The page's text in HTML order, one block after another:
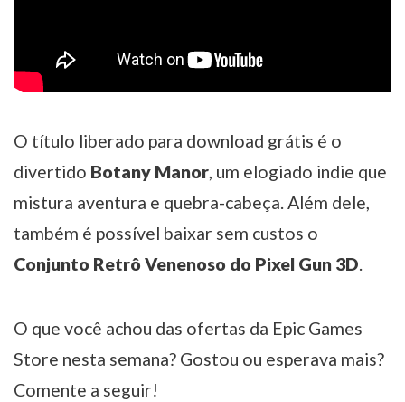
O título liberado para download grátis é o
divertido Botany Manor, um elogiado indie que
mistura aventura e quebra-cabeça. Além dele,
também é possível baixar sem custos o
Conjunto Retrô Venenoso do Pixel Gun 3D.
O que você achou das ofertas da Epic Games
Store nesta semana? Gostou ou esperava mais?
Comente a seguir!